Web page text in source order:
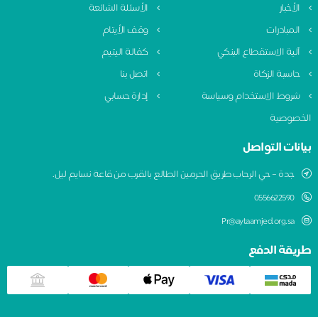
الأسئلة الشائعة
وقف الأيتام
الاستقطاع البنكي
كفالة اليتيم
الزكاة
اتصل بنا
الاستخدام وسياسة
إدارة حسابي
التواصل
جدة – حي الرحاب طريق الحرمين الطالع بالقرب من قاعة نسايم ليل.
0556622590
Pr@aytaamjed.org.sa
الدفع